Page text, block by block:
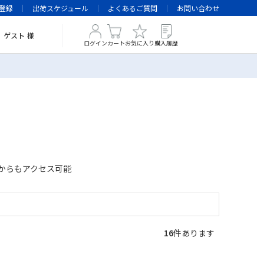
録 出荷スケジュール よくあるご質問 お問い合わせ
ゲスト 様
ログインカートお気に入り 購入履歴
らもアクセス可能
16件あります